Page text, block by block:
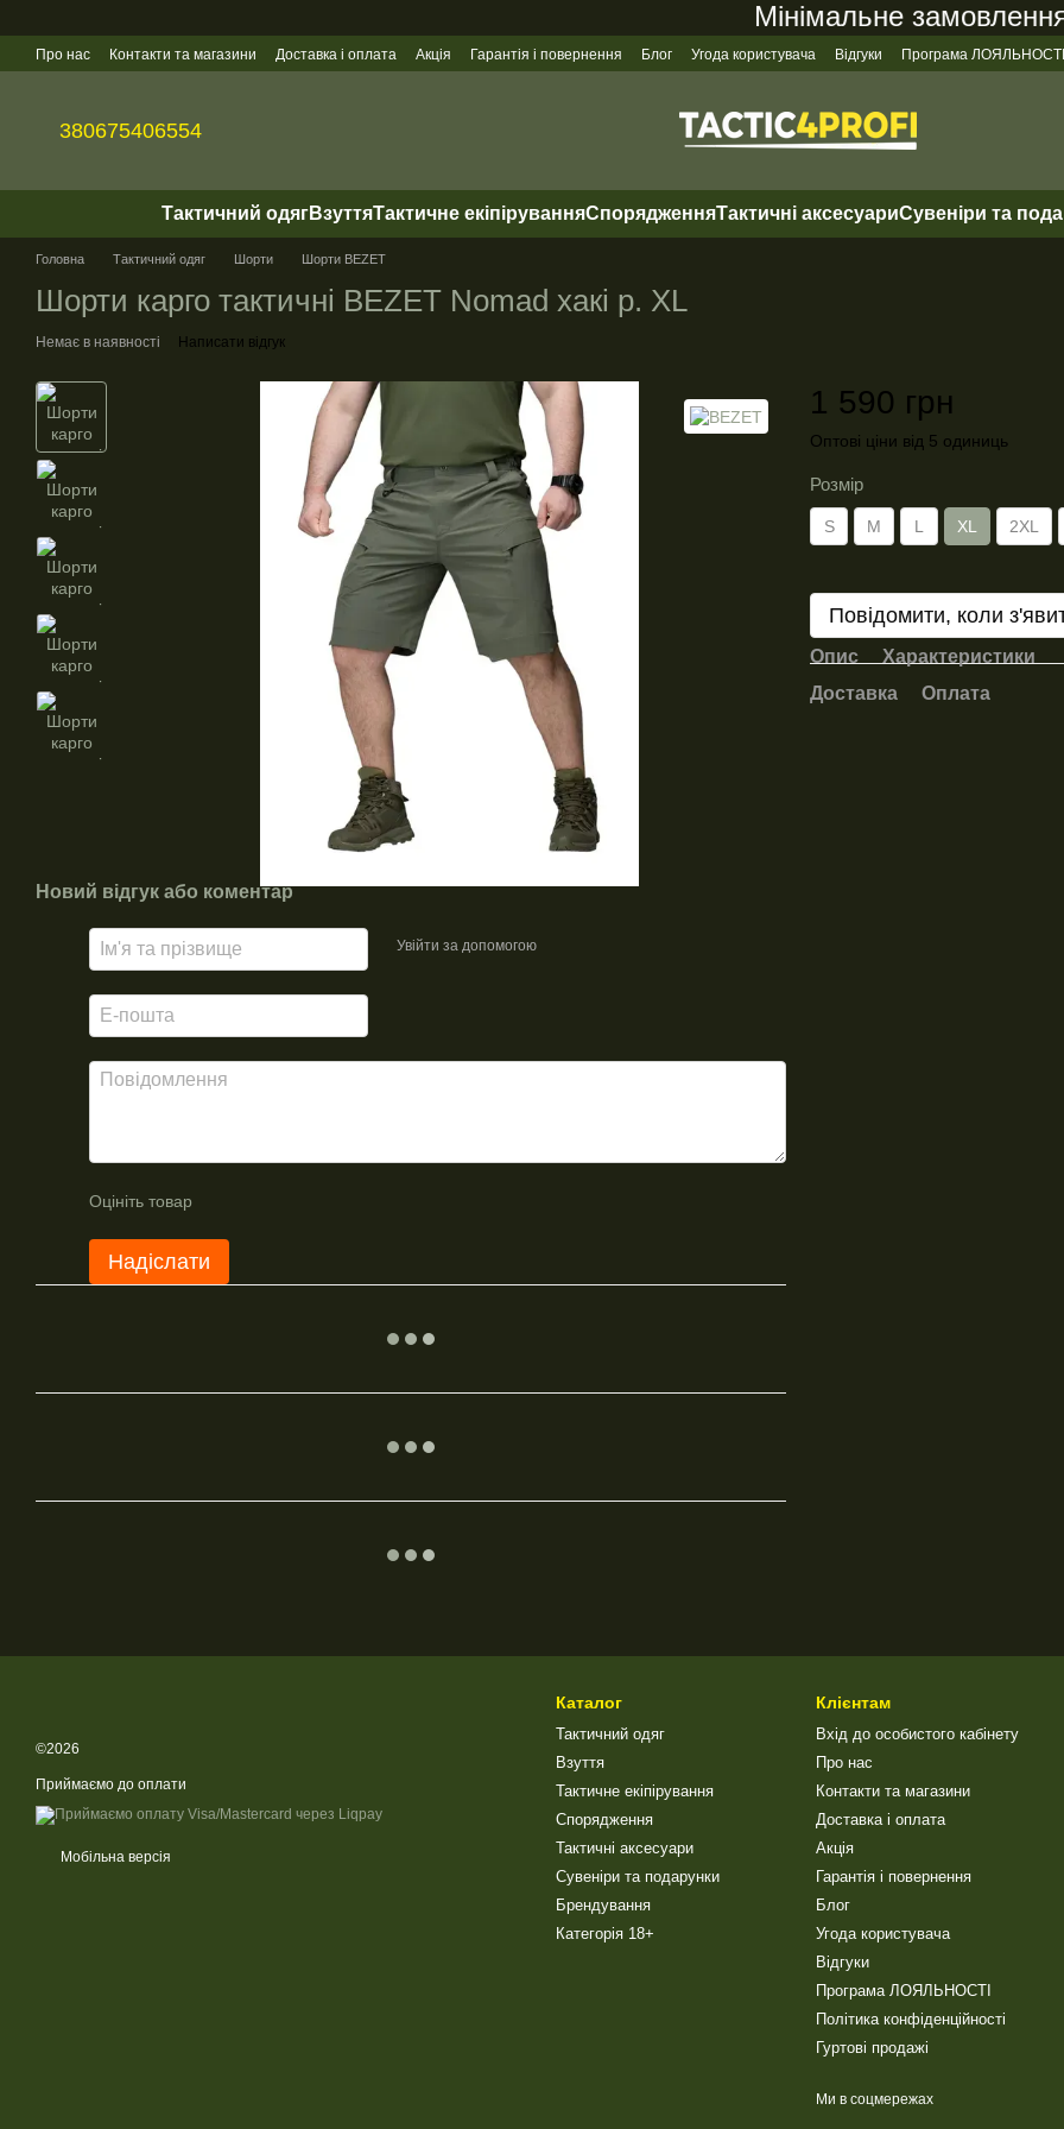
Мінімальне замовлення
Про нас Контакти та магазини Доставка і оплата Акція Гарантія і повернення Блог Угода користувача Відгуки
Програма ЛОЯЛЬНОСТІ
380675406554
Тактичний одягВзуттяТактичне екіпіруванняСпорядженняТактичні аксесуариСувеніри та
Головна Тактичний одяг Шорти Шорти BEZET
Шорти карго тактичні BEZET Nomad хакі р. XL
Немає в наявності Написати відгук
Новий відгук або коментар
Увійти за допомогою
Оцініть товар
Надіслати
1 590 грн
Оптові ціни від 5 одиниць
Розмір
S M L XL 2XL
Повідомити, коли
Опис
Характеристики
Доставка
Оплата
©2026
Приймаємо до оплати
Мобільна версія
Каталог
Тактичний одяг
Взуття
Тактичне екіпірування
Спорядження
Тактичні аксесуари
Сувеніри та подарунки
Брендування
Категорія 18+
Клієнтам
Вхід до особистого кабінету
Про нас
Контакти та магазини
Доставка і оплата
Акція
Гарантія і повернення
Блог
Угода користувача
Відгуки
Програма ЛОЯЛЬНОСТІ
Політика конфіденційності
Гуртові продажі
Ми в соцмережах